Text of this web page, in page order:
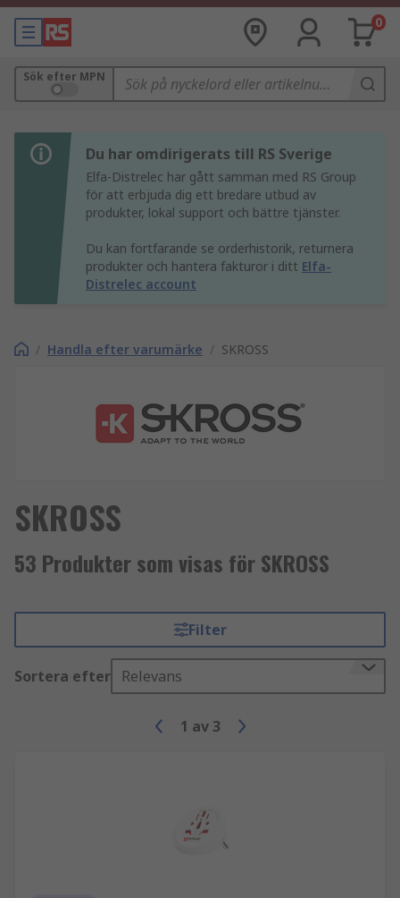
0
Sök efter MPN
Du har omdirigerats till RS Sverige
Elfa-Distrelec har gått samman med RS Group
för att erbjuda dig ett bredare utbud av
produkter, lokal support och bättre tjänster.
Du kan fortfarande se orderhistorik, returnera
produkter och hantera fakturor i ditt Elfa-
Distrelec account
/ Handla efter varumärke / SKROSS
SKROSS
53 Produkter som visas för SKROSS
Filter
Sortera efter Relevans
1 av 3